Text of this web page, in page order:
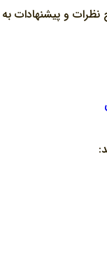
و پيشنهادات به